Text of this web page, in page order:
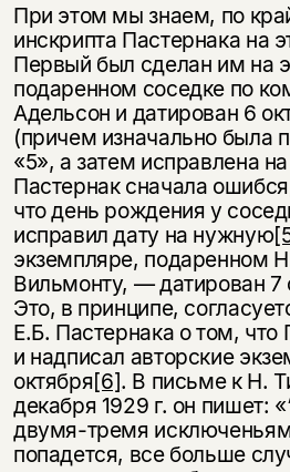
При этом мы знаем, по
инскрипта Пастернака на
Первый был сделан им на
подаренном соседке по
Адельсон и датирован 6
(причем изначально была
«5», а затем исправлена
Пастернак сначала
что день рождения у
исправил дату на нужную
экземпляре, подаренном
Вильмонту, — датирован 7
Это, в принципе,
Е.Б. Пастернака о том, что
и надписал авторские
октября[6]. В письме к Н.
декабря 1929 г. он пишет:
двумя-тремя
попадется, все больше